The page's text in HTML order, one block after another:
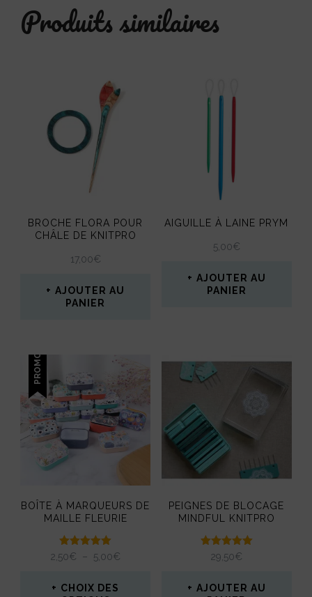
Produits similaires
BROCHE FLORA POUR
CHÂLE DE KNITPRO
17,00€
AJOUTER AU
PANIER
AIGUILLE À LAINE PRYM
5,00€
AJOUTER AU
PANIER
PROMO !
BOÎTE À MARQUEURS DE
MAILLE FLEURIE
Note
5.00
2,50€ – 5,00€
CHOIX DES
PEIGNES DE BLOCAGE
MINDFUL KNITPRO
Note
5.00
29,50€
AJOUTER AU